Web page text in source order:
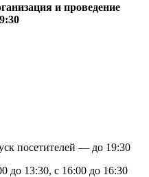
и проведение
посетителей — до 19:30
13:30, с 16:00 до 16:30